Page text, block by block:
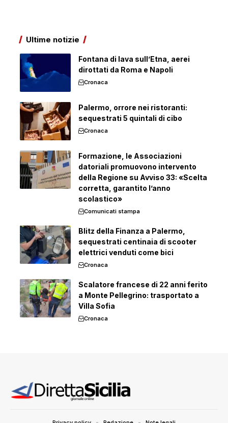
Ultime notizie
Fontana di lava sull’Etna, aerei
dirottati da Roma e Napoli
Cronaca
Palermo, orrore nei ristoranti:
sequestrati 5 quintali di cibo
Cronaca
Formazione, le Associazioni
datoriali promuovono intervento
della Regione su Avviso 33: «Scelta
corretta, garantito l’anno
scolastico»
Comunicati stampa
Blitz della Finanza a Palermo,
sequestrati centinaia di scooter
elettrici venduti come bici
Cronaca
Scalatore francese di 22 anni ferito
a Monte Pellegrino: trasportato a
Villa Sofia
Cronaca